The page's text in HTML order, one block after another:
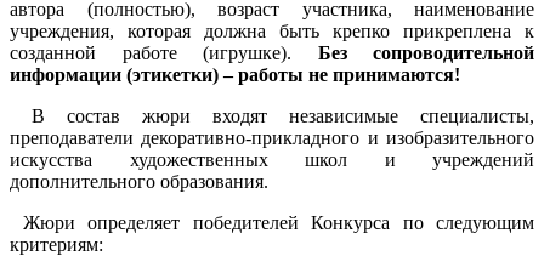
автора (полностью), возраст участника, наименование
учреждения, которая должна быть крепко прикреплена к
созданной работе (игрушке). Без сопроводительной
информации (этикетки) – работы не принимаются!
В состав жюри входят независимые специалисты,
преподаватели декоративно-прикладного и изобразительного
искусства художественных школ и учреждений
дополнительного образования.
Жюри определяет победителей Конкурса по следующим
критериям: